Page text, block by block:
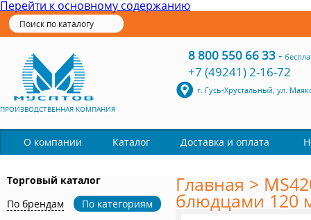
Перейти к основному содержанию
ПРОИЗВОДСТВЕННАЯ КОМПАНИЯ
8 800 550 66 33-
+7 (49241) 2-16-72
г. Гусь-Хрустальный, ул.
О компании Каталог Доставка и оплата
Торговый каталог
По брендам
По категориям
Главная >
блюдцами 120